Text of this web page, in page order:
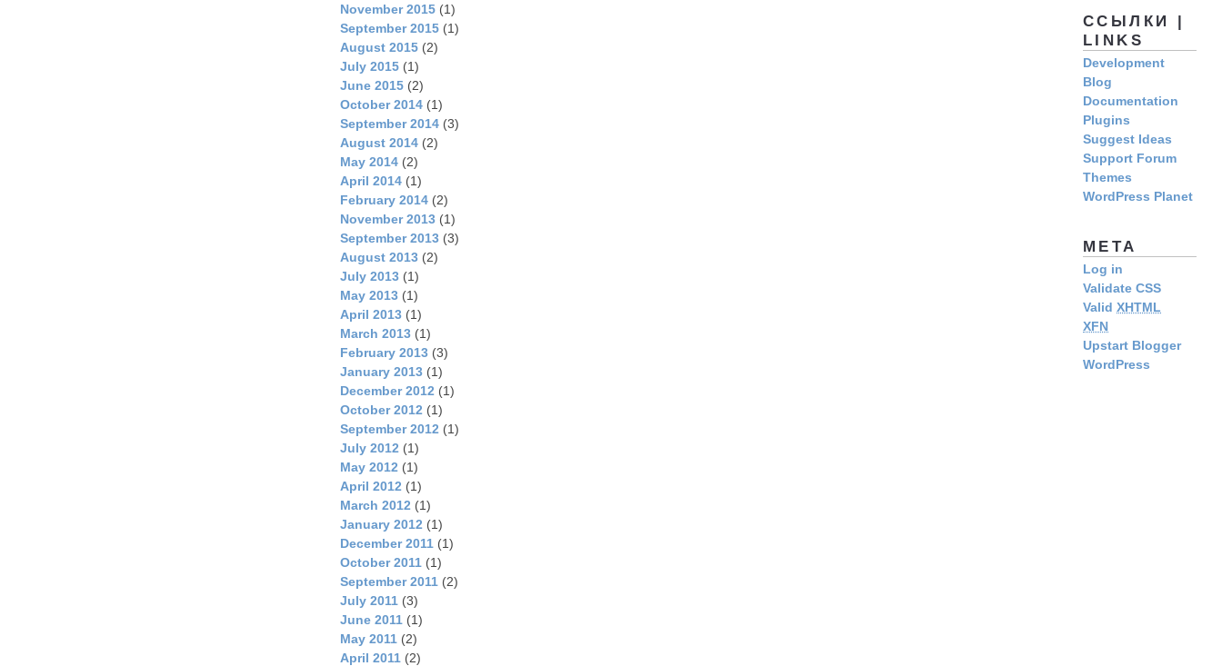
ССЫЛКИ |
LINKS
Development
Blog
Documentation
Plugins
Suggest Ideas
Support Forum
Themes
WordPress Planet
META
Log in
Validate CSS
Valid XHTML
XFN
Upstart Blogger
WordPress
November 2015 (1)
September 2015 (1)
August 2015 (2)
July 2015 (1)
June 2015 (2)
October 2014 (1)
September 2014 (3)
August 2014 (2)
May 2014 (2)
April 2014 (1)
February 2014 (2)
November 2013 (1)
September 2013 (3)
August 2013 (2)
July 2013 (1)
May 2013 (1)
April 2013 (1)
March 2013 (1)
February 2013 (3)
January 2013 (1)
December 2012 (1)
October 2012 (1)
September 2012 (1)
July 2012 (1)
May 2012 (1)
April 2012 (1)
March 2012 (1)
January 2012 (1)
December 2011 (1)
October 2011 (1)
September 2011 (2)
July 2011 (3)
June 2011 (1)
May 2011 (2)
April 2011 (2)